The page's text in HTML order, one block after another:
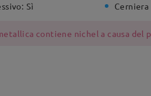
Sì Cerniera
contiene nichel a causa